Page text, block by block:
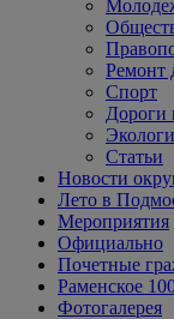
Ремонт
Спорт
Дороги
Статьи
Новости
Лето в
Мероприятия
Официально
Почетные
Раменское
Фотогалерея